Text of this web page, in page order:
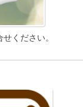
ください。